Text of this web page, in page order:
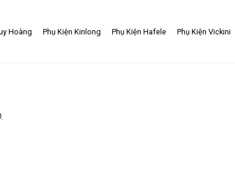
Hoàng Phụ Kiện Kinlong Phụ Kiện Hafele Phụ Kiện Vickini